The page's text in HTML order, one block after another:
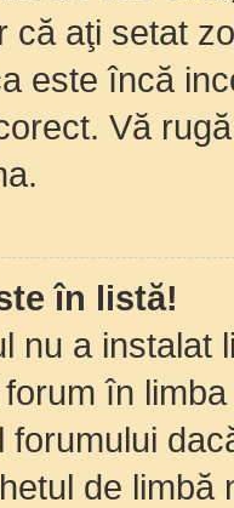
că aţi setat
este încă
Vă
în listă!
nu a instalat
în
forumului
de